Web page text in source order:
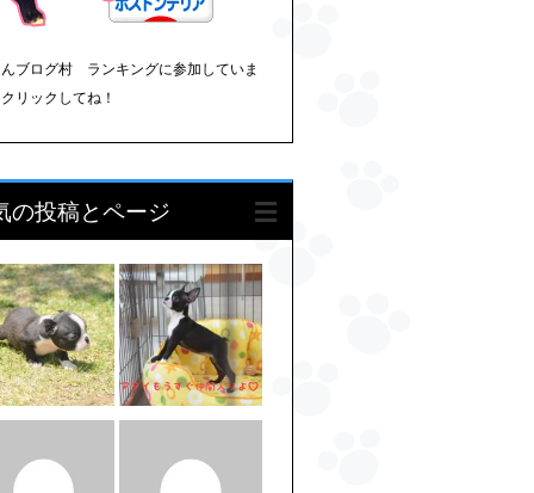
ブログ村 ランキングに参加していま
リックしてね！
の投稿とページ